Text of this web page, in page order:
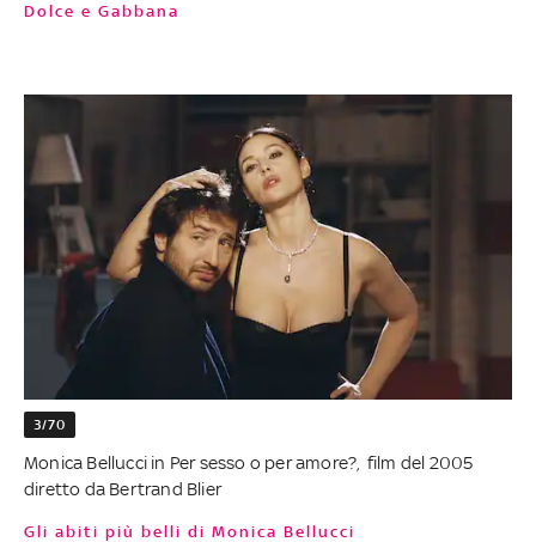
Dolce e Gabbana
3/70
Monica Bellucci in Per sesso o per amore?, film del 2005
diretto da Bertrand Blier
Gli abiti più belli di Monica Bellucci